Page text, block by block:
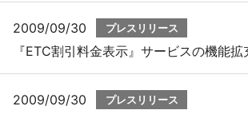
2009/09/30 プレスリリース
『ETC割引料金表示』サービスの機能
2009/09/30 プレスリリース